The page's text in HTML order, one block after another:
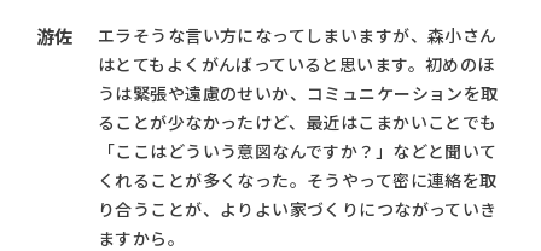
游佐
エラそうな言い方になってしまいますが、森小さん
はとてもよくがんばっていると思います。初めのほ
うは緊張や遠慮のせいか、コミュニケーションを取
ることが少なかったけど、最近はこまかいことでも
「ここはどういう意図なんですか？」などと聞いて
くれることが多くなった。そうやって密に連絡を取
り合うことが、よりよい家づくりにつながっていき
ますから。